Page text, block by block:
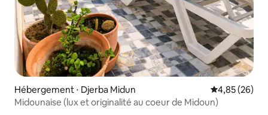
Hébergement ⋅ Djerba Midun Évaluation
4,85 (26)
Midounaise (lux et originalité au coeur de Midoun)